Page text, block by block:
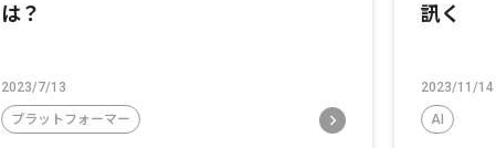
は？
2023/7/13
プラットフォーマー
訊く
2023/11/14
AI